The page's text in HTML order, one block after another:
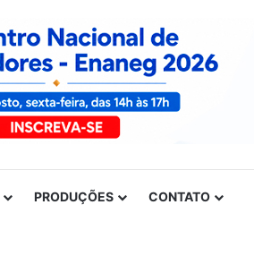
PRODUÇÕES CONTATO